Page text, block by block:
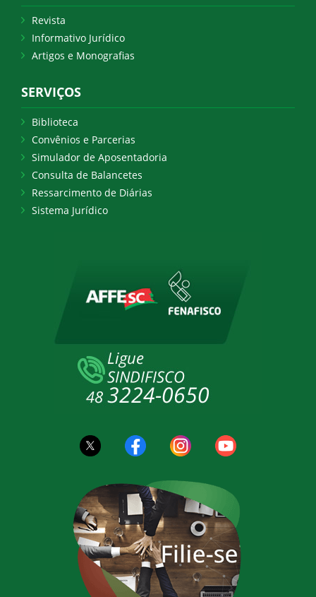
Revista
Informativo Jurídico
Artigos e Monografias
SERVIÇOS
Biblioteca
Convênios e Parcerias
Simulador de Aposentadoria
Consulta de Balancetes
Ressarcimento de Diárias
Sistema Jurídico